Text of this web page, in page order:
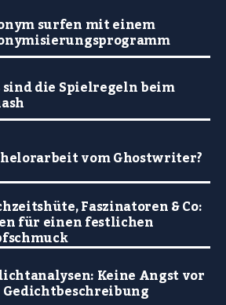
surfen mit einem
sind die Spielregeln beim
vom Ghostwriter?
Faszinatoren & Co:
für einen festlichen
Keine Angst vor